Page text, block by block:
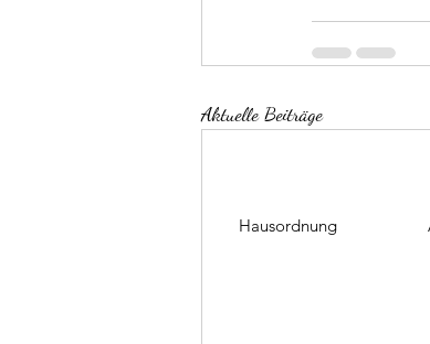
Aktuelle Beiträge
Hausordnung